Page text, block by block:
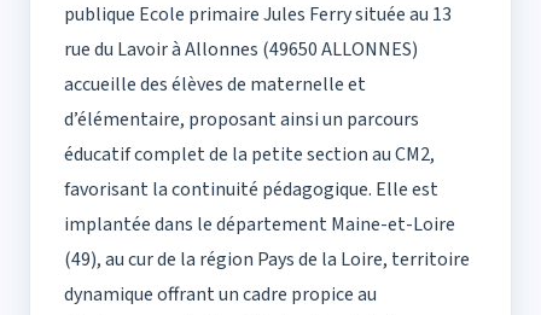
publique Ecole primaire Jules Ferry située au 13
rue du Lavoir à Allonnes (49650 ALLONNES)
accueille des élèves de maternelle et
d’élémentaire, proposant ainsi un parcours
éducatif complet de la petite section au CM2,
favorisant la continuité pédagogique. Elle est
implantée dans le département Maine-et-Loire
(49), au cur de la région Pays de la Loire, territoire
dynamique offrant un cadre propice au